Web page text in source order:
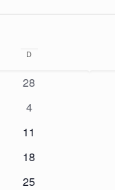
D
0
28
0
4
0
11
0
18
0
25